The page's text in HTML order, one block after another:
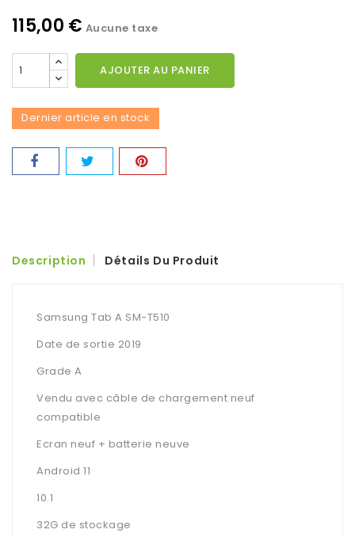
115,00 € Aucune taxe
AJOUTER AU PANIER
Dernier article en stock
Description Détails Du Produit
Samsung Tab A SM-T510
Date de sortie 2019
Grade A
Vendu avec câble de chargement neuf
compatible
Ecran neuf + batterie neuve
Android 11
10.1
32G de stockage